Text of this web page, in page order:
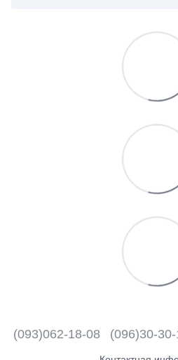
(093)062-18-08 (096)30-